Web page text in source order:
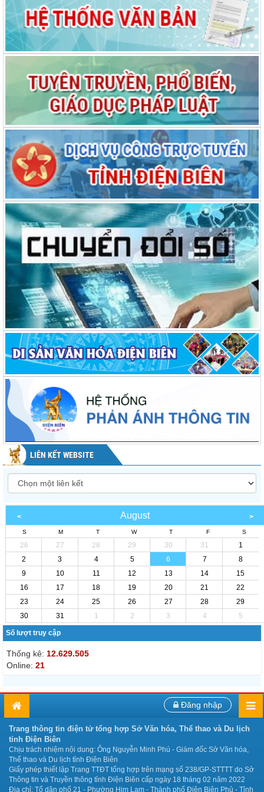
LIÊN KẾT WEBSITE
August
S M T W T F S
26 27 28 29 30 31
1
2
3 4 5 6 7
8
9
10 11 12 13 14
15
16
17 18 19 20 21
22
23
24 25 26 27 28
29
30
31 1 2 3 4 5
Số lượt truy cập
Thống kê: 12.629.505
Online: 21
Đăng nhập
Trang thông tin điện tử tổng hợp Sở Văn hóa, Thể thao và Du lịch
tỉnh Điện Biên
Chịu trách nhiệm nội dung: Ông Nguyễn Minh Phú - Giám đốc Sở Văn hóa,
Thể thao và Du lịch tỉnh Điện Biên
Giấy phép thiết lập Trang TTĐT tổng hợp trên mạng số 238/GP-STTTT do Sở
Thông tin và Truyền thông tỉnh Điện Biên cấp ngày 18 tháng 02 năm 2022
Địa chỉ: Tổ dân phố 21 - Phường Him Lam - Thành phố Điện Biên Phủ - Tỉnh